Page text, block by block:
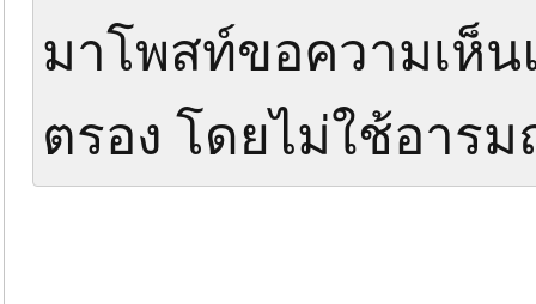
มาโพสท์ขอความเห็น
ตรอง โดยไม่ใช้อาร